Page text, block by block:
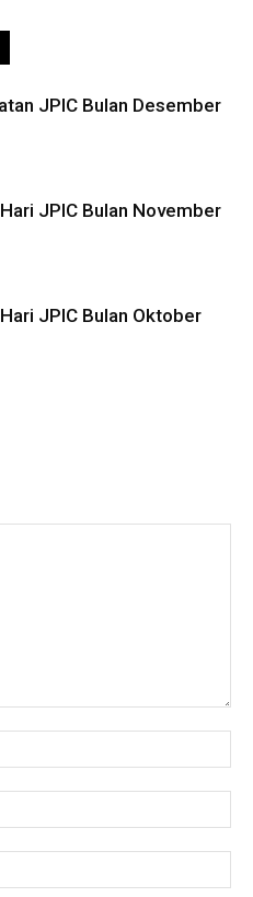
JPIC Bulan Desember
JPIC Bulan November
JPIC Bulan Oktober